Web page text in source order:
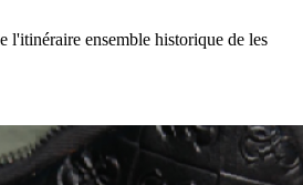
l'itinéraire ensemble historique de les